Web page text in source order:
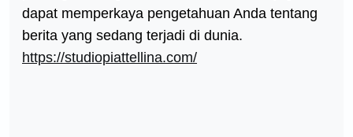
dapat memperkaya pengetahuan Anda tentang
berita yang sedang terjadi di dunia.
https://studiopiattellina.com/